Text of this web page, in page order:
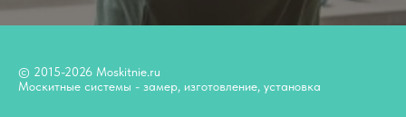
© 2015-2026 Moskitnie.ru
Москитные системы - замер, изготовление, установка